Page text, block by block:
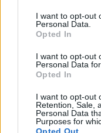
I want to opt-out
Personal Data.
Opted In
I want to opt-out
Personal Data
Opted In
I want to opt-out
Retention, Sale,
Personal Data
Purposes for
Opted Out
Pirmas
sausi,
trapesni nagai“,
laidoje
Aleškevičienė.